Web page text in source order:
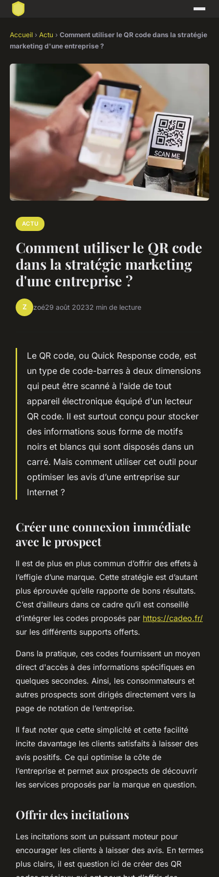
Accueil › Actu › Comment utiliser le QR code dans la stratégie
marketing d'une entreprise ?
ACTU
Comment utiliser le QR code
dans la stratégie marketing
d'une entreprise ?
Z zoé29 août 20232 min de lecture
Le QR code, ou Quick Response code, est
un type de code-barres à deux dimensions
qui peut être scanné à l’aide de tout
appareil électronique équipé d'un lecteur
QR code. Il est surtout conçu pour stocker
des informations sous forme de motifs
noirs et blancs qui sont disposés dans un
carré. Mais comment utiliser cet outil pour
optimiser les avis d’une entreprise sur
Internet ?
Créer une connexion immédiate
avec le prospect
Il est de plus en plus commun d’offrir des effets à
l’effigie d’une marque. Cette stratégie est d’autant
plus éprouvée qu’elle rapporte de bons résultats.
C’est d’ailleurs dans ce cadre qu’il est conseillé
d’intégrer les codes proposés par https://cadeo.fr/
sur les différents supports offerts.
Dans la pratique, ces codes fournissent un moyen
direct d'accès à des informations spécifiques en
quelques secondes. Ainsi, les consommateurs et
autres prospects sont dirigés directement vers la
page de notation de l’entreprise.
Il faut noter que cette simplicité et cette facilité
incite davantage les clients satisfaits à laisser des
avis positifs. Ce qui optimise la côte de
l’entreprise et permet aux prospects de découvrir
les services proposés par la marque en question.
Offrir des incitations
Les incitations sont un puissant moteur pour
encourager les clients à laisser des avis. En termes
plus clairs, il est question ici de créer des QR